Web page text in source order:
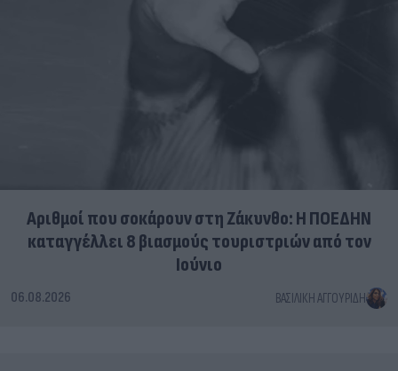
Αριθμοί που σοκάρουν στη Ζάκυνθο: Η ΠΟΕΔΗΝ
καταγγέλλει 8 βιασμούς τουριστριών από τον
Ιούνιο
06.08.2026 ΒΑΣΙΛΙΚΉ ΑΓΓΟΥΡΊΔΗ